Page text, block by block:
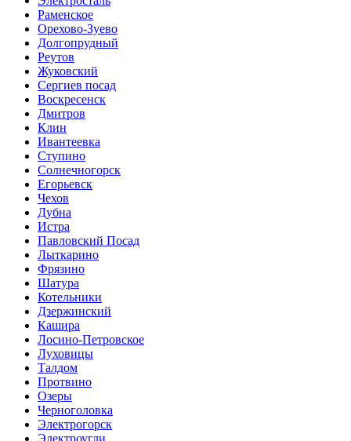
Раменское
Орехово-Зуево
Долгопрудный
Реутов
Жуковский
Сергиев посад
Воскресенск
Дмитров
Клин
Ивантеевка
Ступино
Солнечногорск
Егорьевск
Чехов
Дубна
Истра
Павловский Посад
Лыткарино
Фрязино
Шатура
Котельники
Дзержинский
Кашира
Лосино-Петровское
Луховицы
Талдом
Протвино
Озеры
Черноголовка
Электрогорск
Электроугли